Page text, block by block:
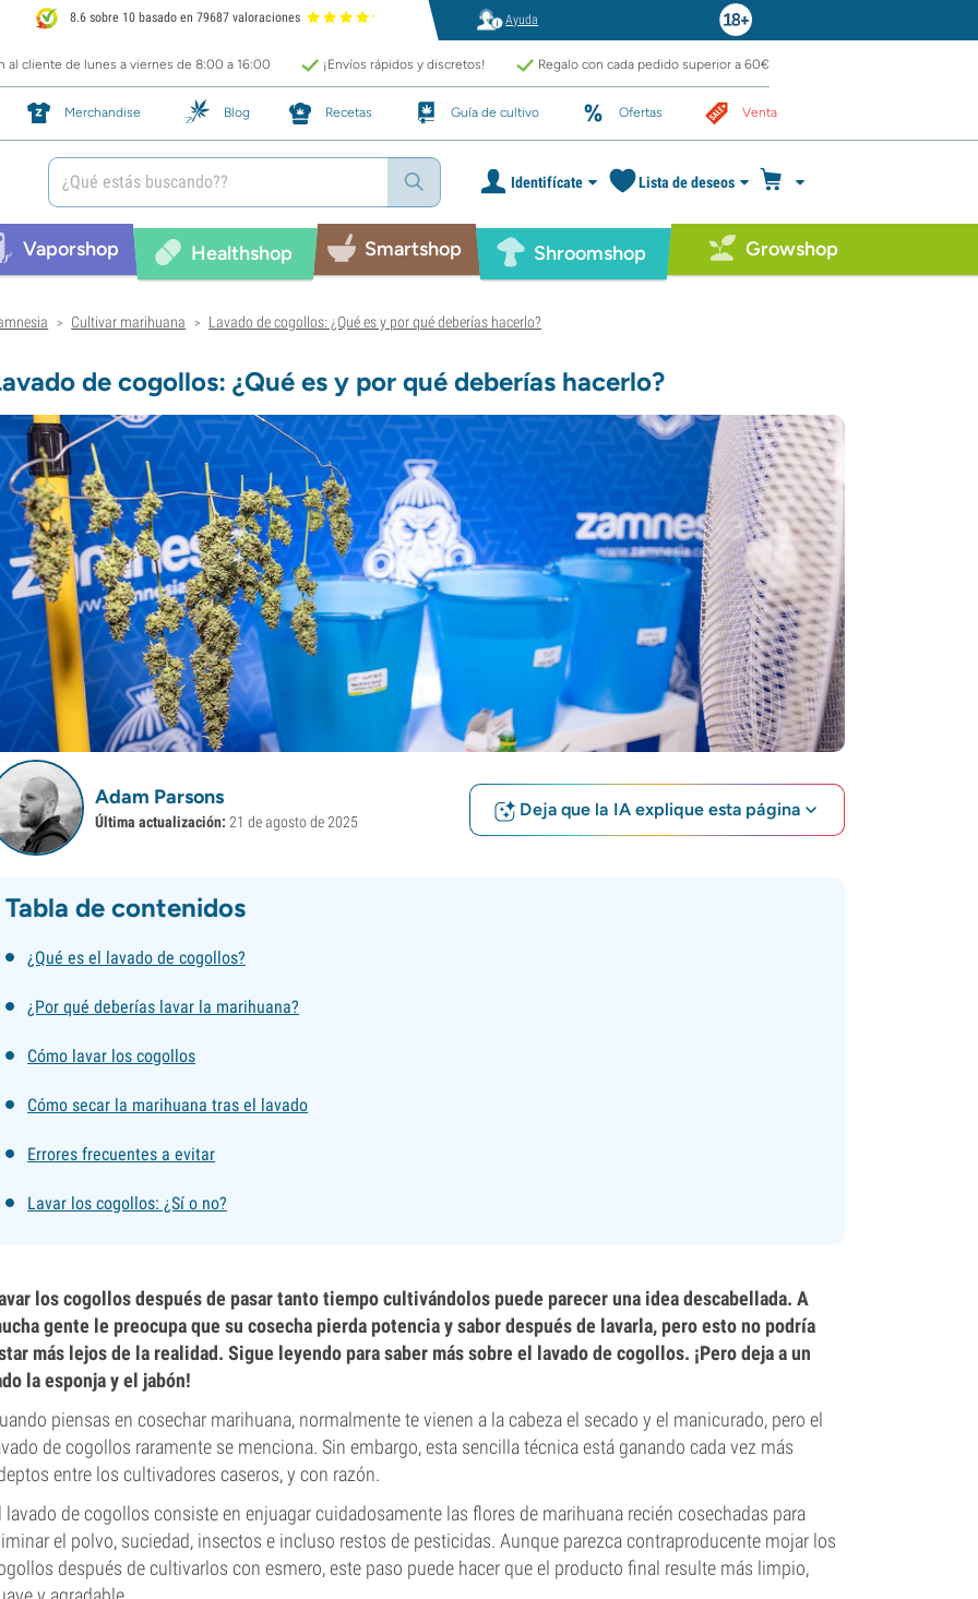
8.6 sobre 10 basado en 79687 valoraciones Ayuda
al cliente de lunes a viernes de 8:00 a 16:00 ¡Envíos rápidos y discretos! Regalo con cada pedido superior a 60€
Merchandise Blog Recetas Guía de cultivo Ofertas Venta
Identifícate Lista de deseos
Vaporshop Healthshop Smartshop Shroomshop Growshop
> Cultivar marihuana > Lavado de cogollos: ¿Qué es y por qué deberías hacerlo?
de cogollos: ¿Qué es y por qué deberías hacerlo?
Adam Parsons
Última actualización: 21 de agosto de 2025
Deja que la IA explique esta página
Tabla de contenidos
¿Qué es el lavado de cogollos?
¿Por qué deberías lavar la marihuana?
Cómo lavar los cogollos
Cómo secar la marihuana tras el lavado
Errores frecuentes a evitar
Lavar los cogollos: ¿Sí o no?
los cogollos después de pasar tanto tiempo cultivándolos puede parecer una idea descabellada. A
gente le preocupa que su cosecha pierda potencia y sabor después de lavarla, pero esto no podría
más lejos de la realidad. Sigue leyendo para saber más sobre el lavado de cogollos. ¡Pero deja a un
la esponja y el jabón!
piensas en cosechar marihuana, normalmente te vienen a la cabeza el secado y el manicurado, pero el
de cogollos raramente se menciona. Sin embargo, esta sencilla técnica está ganando cada vez más
entre los cultivadores caseros, y con razón.
lavado de cogollos consiste en enjuagar cuidadosamente las flores de marihuana recién cosechadas para
el polvo, suciedad, insectos e incluso restos de pesticidas. Aunque parezca contraproducente mojar los
después de cultivarlos con esmero, este paso puede hacer que el producto final resulte más limpio,